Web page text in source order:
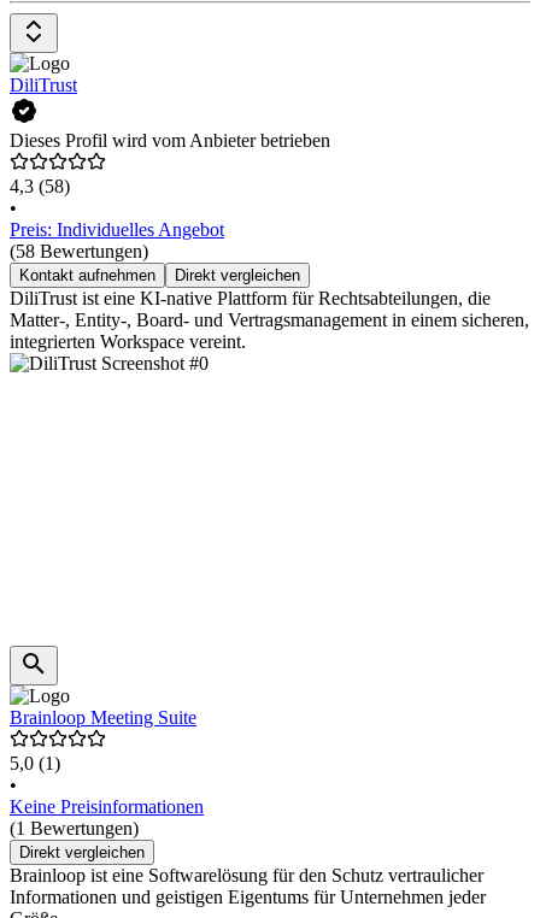
DiliTrust
Dieses Profil wird vom Anbieter betrieben
4,3 (58)
•
Preis: Individuelles Angebot
(58 Bewertungen)
Kontakt aufnehmen Direkt vergleichen
DiliTrust ist eine KI-native Plattform für Rechtsabteilungen, die
Matter-, Entity-, Board- und Vertragsmanagement in einem sicheren,
integrierten Workspace vereint.
Brainloop Meeting Suite
5,0 (1)
•
Keine Preisinformationen
(1 Bewertungen)
Direkt vergleichen
Brainloop ist eine Softwarelösung für den Schutz vertraulicher
Informationen und geistigen Eigentums für Unternehmen jeder